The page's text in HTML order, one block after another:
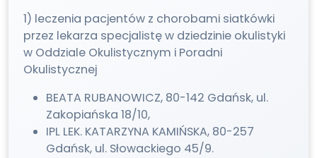
1) leczenia pacjentów z chorobami siatkówki
przez lekarza specjalistę w dziedzinie okulistyki
w Oddziale Okulistycznym i Poradni
Okulistycznej
BEATA RUBANOWICZ, 80-142 Gdańsk, ul.
Zakopiańska 18/10,
IPL LEK. KATARZYNA KAMIŃSKA, 80-257
Gdańsk, ul. Słowackiego 45/9.